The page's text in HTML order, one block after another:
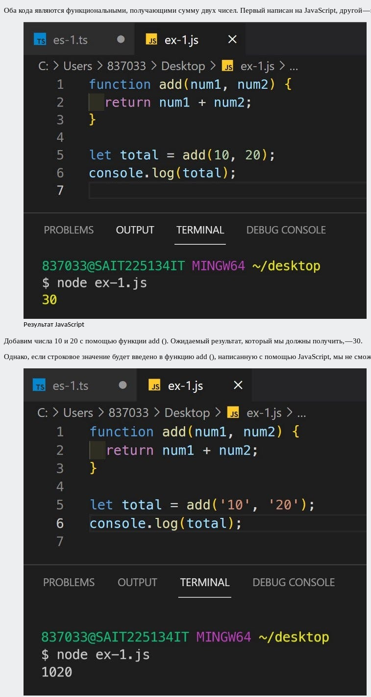
Оба кода являются функциональными, получающими сумму двух чисел. Первый написан на JavaScript, другой
Результат JavaScript
Добавим числа 10 и 20 с помощью функции add (). Ожидаемый результат, который мы должны получить, — 30.
Однако, если строковое значение будет введено в функцию add (), написанную с помощью JavaScript, мы не